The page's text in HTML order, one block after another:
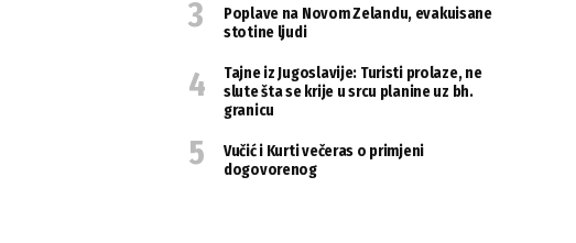
Poplave na Novom Zelandu, evakuisane
stotine ljudi
Tajne iz Jugoslavije: Turisti prolaze, ne
slute šta se krije u srcu planine uz bh.
granicu
Vučić i Kurti večeras o primjeni
dogovorenog